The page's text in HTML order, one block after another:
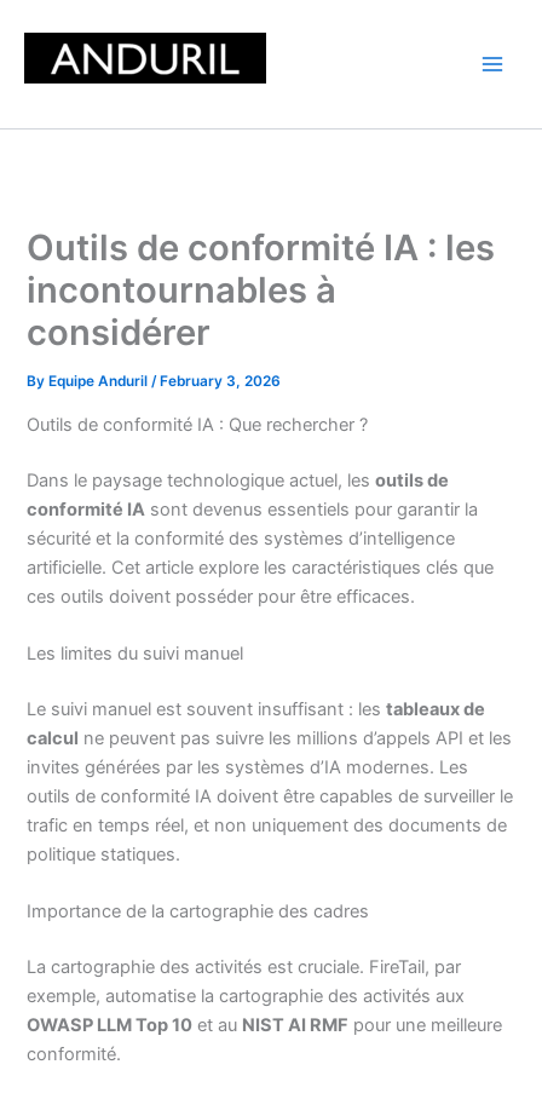
content
Outils de conformité IA : les
incontournables à
considérer
By Equipe Anduril/ February 3, 2026
Outils de conformité IA : Que rechercher ?
Dans le paysage technologique actuel, lesoutils de
conformité IA sont devenus essentiels pour garantir la
sécurité et la conformité des systèmes d’intelligence
artificielle. Cet article explore les caractéristiques clés que
ces outils doivent posséder pour être efficaces.
Les limites du suivi manuel
Le suivi manuel est souvent insuffisant : lestableaux de
calcul ne peuvent pas suivre les millions d’appels API et les
invites générées par les systèmes d’IA modernes. Les
outils de conformité IA doivent être capables de surveiller le
trafic en temps réel, et non uniquement des documents de
politique statiques.
Importance de la cartographie des cadres
La cartographie des activités est cruciale. FireTail, par
exemple, automatise la cartographie des activités aux
OWASP LLM Top 10 et au NIST AI RMF pour une meilleure
conformité.